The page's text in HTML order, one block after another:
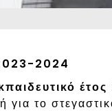
2024
για το